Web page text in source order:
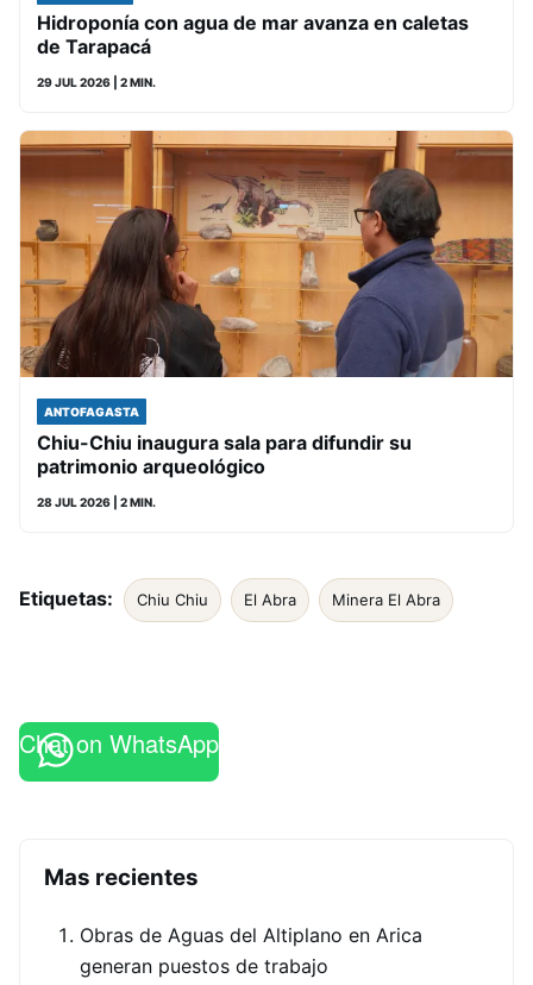
Hidroponía con agua de mar avanza en caletas
de Tarapacá
29 JUL 2026 | 2 MIN.
ANTOFAGASTA
Chiu-Chiu inaugura sala para difundir su
patrimonio arqueológico
28 JUL 2026 | 2 MIN.
Etiquetas: Chiu Chiu El Abra Minera El Abra
Chat on WhatsApp
Mas recientes
Obras de Aguas del Altiplano en Arica
generan puestos de trabajo